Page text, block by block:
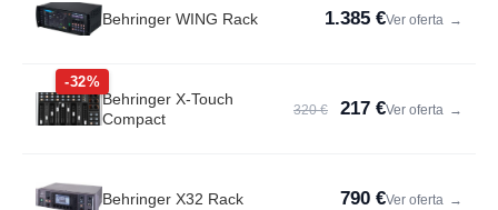
Behringer WING Rack 1.385 €Ver oferta →
-32%
Behringer X-Touch
Compact
320 € 217 €Ver oferta →
Behringer X32 Rack 790 €Ver oferta →